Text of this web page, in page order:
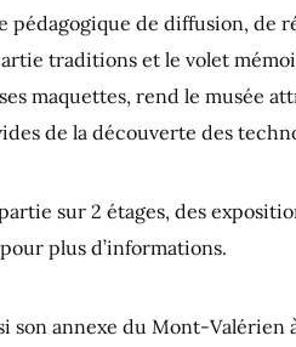
pédagogique de diffusion, de
traditions et le volet
maquettes, rend le musée
de la découverte des
sur 2 étages, des
plus d’informations.
son annexe du Mont-